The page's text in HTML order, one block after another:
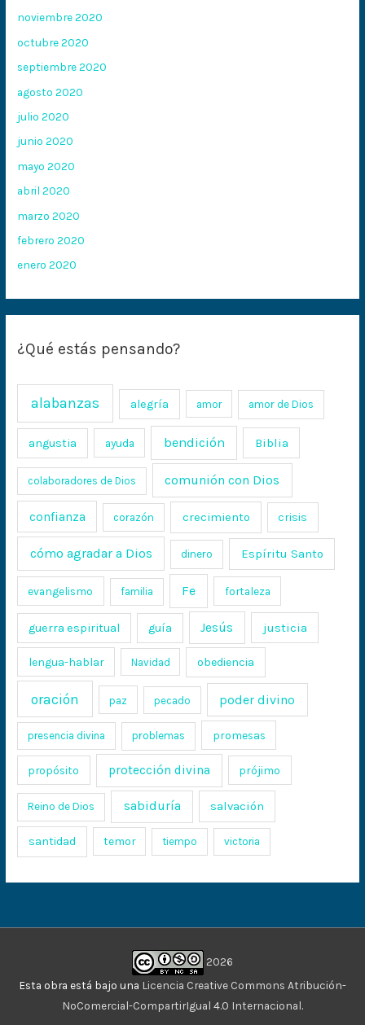
noviembre 2020
octubre 2020
septiembre 2020
agosto 2020
julio 2020
junio 2020
mayo 2020
abril 2020
marzo 2020
febrero 2020
enero 2020
¿Qué estás pensando?
alabanzas alegría amor amor de Dios
angustia ayuda bendición Biblia
colaboradores de Dios comunión con Dios
confianza corazón crecimiento crisis
cómo agradar a Dios dinero Espíritu Santo
evangelismo familia Fe fortaleza
guerra espiritual guía Jesús justicia
lengua-hablar Navidad obediencia
oración paz pecado poder divino
presencia divina problemas promesas
propósito protección divina prójimo
Reino de Dios sabiduría salvación
santidad temor tiempo victoria
2026
Esta obra está bajo una Licencia Creative Commons Atribución-
NoComercial-CompartirIgual 4.0 Internacional.